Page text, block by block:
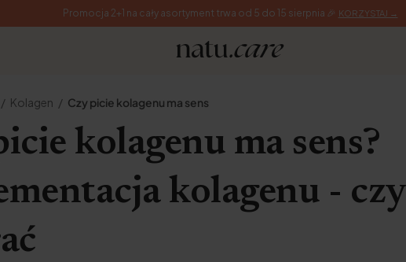
Promocja 2+1 na cały asortyment trwa od 5 do 15 sierpnia 🎉 KORZYSTAJ →
Kolagen Czy picie kolagenu ma sens
kolagenu ma sens?
kolagenu -